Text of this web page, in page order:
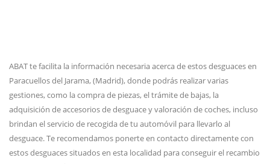
ABAT te facilita la información necesaria acerca de estos desguaces en
Paracuellos del Jarama, (Madrid), donde podrás realizar varias
gestiones, como la compra de piezas, el trámite de bajas, la
adquisición de accesorios de desguace y valoración de coches, incluso
brindan el servicio de recogida de tu automóvil para llevarlo al
desguace. Te recomendamos ponerte en contacto directamente con
estos desguaces situados en esta localidad para conseguir el recambio